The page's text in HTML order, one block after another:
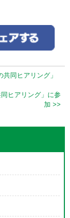
同ヒアリング」
ヒアリング」に参
加 >>